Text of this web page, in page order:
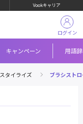
Vookキャリア
キャンペーン 用語
ログイン
スタイライズ ブラシスト